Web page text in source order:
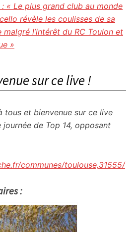
« Le plus grand club au monde
révèle les coulisses de sa
l’intérêt du RC Toulon et
»
sur ce live !
tous et bienvenue sur ce live
de Top 14, opposant
communes/toulouse,31555/
: